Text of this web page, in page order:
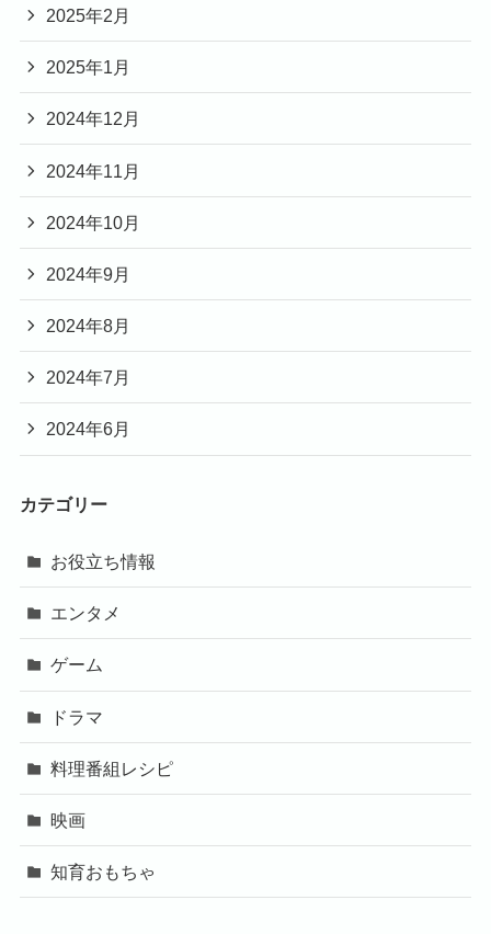
2025年2月
2025年1月
2024年12月
2024年11月
2024年10月
2024年9月
2024年8月
2024年7月
2024年6月
カテゴリー
お役立ち情報
エンタメ
ゲーム
ドラマ
料理番組レシピ
映画
知育おもちゃ